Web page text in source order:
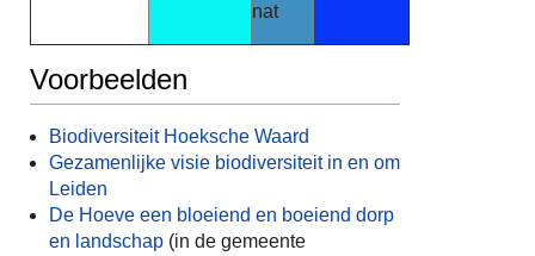
nat
Voorbeelden
Biodiversiteit Hoeksche Waard
Gezamenlijke visie biodiversiteit in en om
Leiden
De Hoeve een bloeiend en boeiend dorp
en landschap (in de gemeente